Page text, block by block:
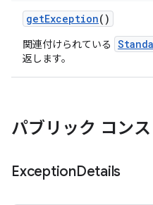
getException()
関連付けられている
返します。
パブリック コン
ExceptionDetails